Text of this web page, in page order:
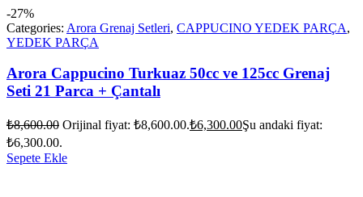
-27%
Categories: Arora Grenaj Setleri, CAPPUCINO YEDEK PARÇA,
YEDEK PARÇA
Arora Cappucino Turkuaz 50cc ve 125cc Grenaj
Seti 21 Parca + Çantalı
₺8,600.00 Orijinal fiyat: ₺8,600.00.₺6,300.00Şu andaki fiyat:
₺6,300.00.
Sepete Ekle